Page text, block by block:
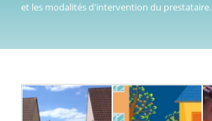
et les modalités d'intervention du prestataire.